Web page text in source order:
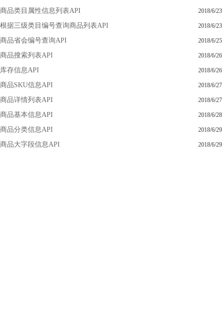
商品类目属性信息列表API 2018/6/23
根据三级类目编号查询商品列表API 2018/6/23
商品省会编号查询API 2018/6/25
商品搜索列表API 2018/6/26
库存信息API 2018/6/26
商品SKU信息API 2018/6/27
商品详情列表API 2018/6/27
商品基本信息API 2018/6/28
商品分类信息API 2018/6/29
商品大字段信息API 2018/6/29